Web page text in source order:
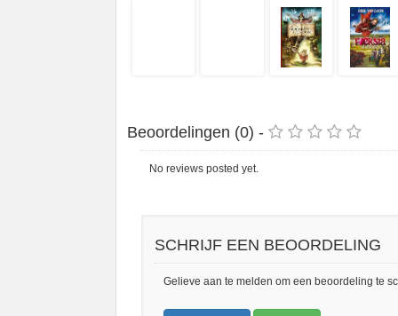
Beoordelingen (0) -
No reviews posted yet.
SCHRIJF EEN BEOORDELING
Gelieve aan te melden om een beoordeling te